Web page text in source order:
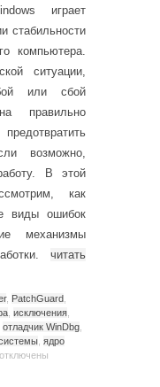
играет
стабильности
компьютера.
ситуации,
или сбой
правильно
возможно,
В этой
как
виды ошибок
механизмы
читать
, PatchGuard
исключения
отладчик WinDbg
ядро
отключены